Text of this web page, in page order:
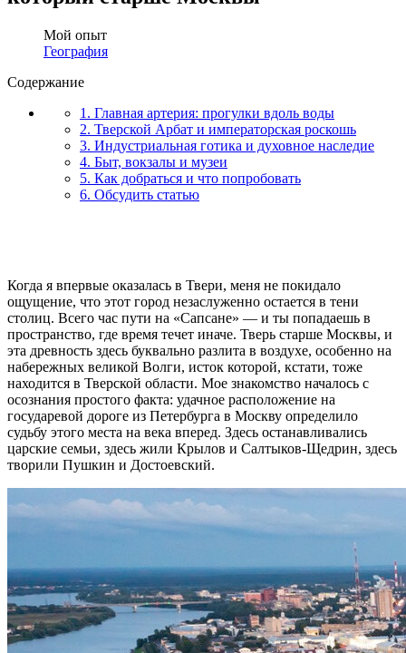
Мой опыт
География
Содержание
1. Главная артерия: прогулки вдоль воды
2. Тверской Арбат и императорская роскошь
3. Индустриальная готика и духовное наследие
4. Быт, вокзалы и музеи
5. Как добраться и что попробовать
6. Обсудить статью
Когда я впервые оказалась в Твери, меня не покидало
ощущение, что этот город незаслуженно остается в тени
столиц. Всего час пути на «Сапсане» — и ты попадаешь в
пространство, где время течет иначе. Тверь старше Москвы, и
эта древность здесь буквально разлита в воздухе, особенно на
набережных великой Волги, исток которой, кстати, тоже
находится в Тверской области. Мое знакомство началось с
осознания простого факта: удачное расположение на
государевой дороге из Петербурга в Москву определило
судьбу этого места на века вперед. Здесь останавливались
царские семьи, здесь жили Крылов и Салтыков-Щедрин, здесь
творили Пушкин и Достоевский.